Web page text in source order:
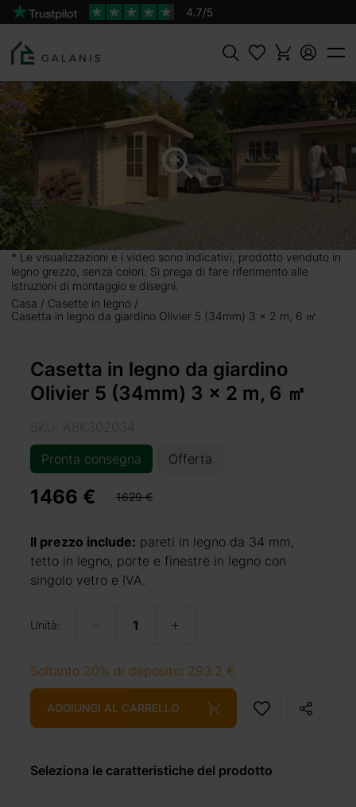
Cercare
* Le visualizzazioni e i video sono indicativi, prodotto venduto in
legno grezzo, senza colori. Si prega di fare riferimento alle
istruzioni di montaggio e disegni.
Casa
Casette in legno
Casetta in legno da giardino Olivier 5 (34mm) 3 x 2 m, 6 ㎡
Casetta in legno da giardino
Olivier 5 (34mm) 3 x 2 m, 6 ㎡
Pronta consegna
Offerta
1466 € 1629 €
Il prezzo include: pareti in legno da 34 mm,
tetto in legno, porte e finestre in legno con
singolo vetro e IVA.
Unità:
Soltanto 20% di deposito: 293.2 €
AGGIUNGI AL CARRELLO
Seleziona le caratteristiche del prodotto
Prodotto:
OLIVIER 5 Pareti da 34 mm
1466 €
3 x
una
5
e
al
e
+ 69 €
+ 69 €